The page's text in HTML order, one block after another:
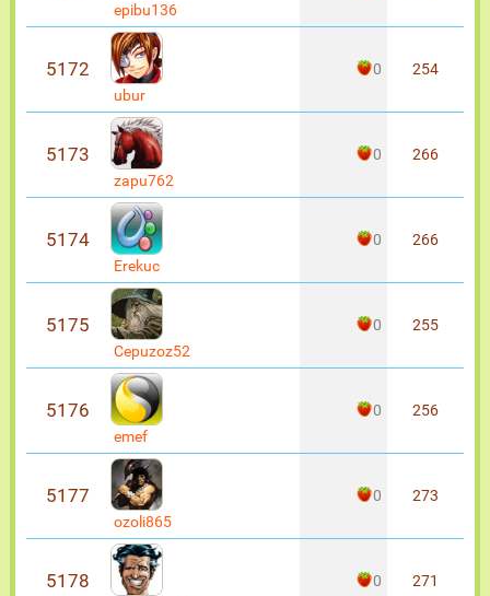
epibu136
5172
ubur
0 254
5173
zapu762
0 266
5174
Erekuc
0 266
5175
Cepuzoz52
0 255
5176
emef
0 256
5177
ozoli865
0 273
5178 0 271